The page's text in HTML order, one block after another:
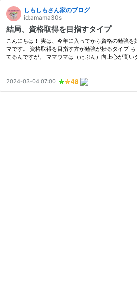
しもしもさん家のブログ
id:amama30s
結局、資格取得を目指すタイプ
こんにちは！ 実は、今年に入ってから資格の勉強を
マです。 資格取得を目指す方が勉強が捗るタイプ ち
てるんですが、 ママウマは（たぶん）向上心が高い
せ…
2024-03-04 07:00